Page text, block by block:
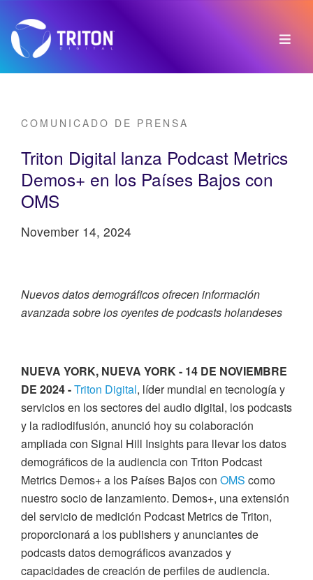
COMUNICADO DE PRENSA
Triton Digital lanza Podcast Metrics
Demos+ en los Países Bajos con
OMS
November 14, 2024
Nuevos datos demográficos ofrecen información
avanzada sobre los oyentes de podcasts holandeses
NUEVA YORK, NUEVA YORK - 14 DE NOVIEMBRE
DE 2024 -Triton Digital, líder mundial en tecnología y
servicios en los sectores del audio digital, los podcasts
y la radiodifusión, anunció hoy su colaboración
ampliada con Signal Hill Insights para llevar los datos
demográficos de la audiencia con Triton Podcast
Metrics Demos+ a los Países Bajos con OMS como
nuestro socio de lanzamiento. Demos+, una extensión
del servicio de medición Podcast Metrics de Triton,
proporcionará a los publishers y anunciantes de
podcasts datos demográficos avanzados y
capacidades de creación de perfiles de audiencia.